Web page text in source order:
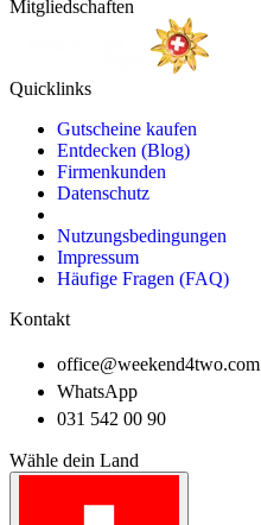
Mitgliedschaften
Quicklinks
Gutscheine kaufen
Entdecken (Blog)
Firmenkunden
Datenschutz
Nutzungsbedingungen
Impressum
Häufige Fragen (FAQ)
Kontakt
office@weekend4two.com
WhatsApp
031 542 00 90
Wähle dein Land